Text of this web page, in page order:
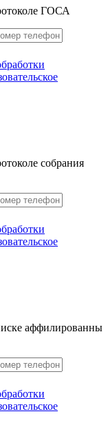
ГОСА
собрания
аффилированны